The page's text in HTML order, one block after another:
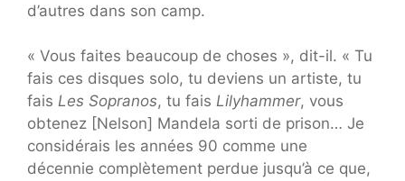
d’autres dans son camp.
« Vous faites beaucoup de choses », dit-il. « Tu
fais ces disques solo, tu deviens un artiste, tu
fais Les Sopranos, tu fais Lilyhammer, vous
obtenez [Nelson] Mandela sorti de prison… Je
considérais les années 90 comme une
décennie complètement perdue jusqu’à ce que,